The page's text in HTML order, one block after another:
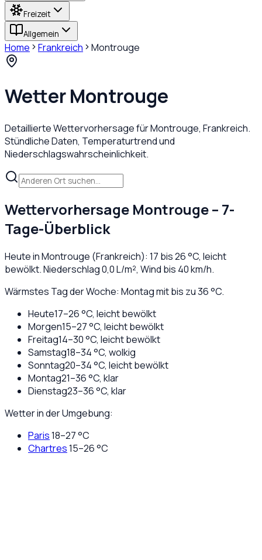
Freizeit
Allgemein
Home Frankreich Montrouge
WetterMontrouge
Detaillierte Wettervorhersage fürMontrouge, Frankreich.
Stündliche Daten, Temperaturtrend und
Niederschlagswahrscheinlichkeit.
Wettervorhersage Montrouge– 7-
Tage-Überblick
Heute inMontrouge (Frankreich): 17 bis26°C, leicht
bewölkt. Niederschlag0,0L/m², Wind bis 40km/h.
Wärmstes Tag der Woche: Montag mit bis zu 36 °C.
Heute17–26°C, leicht bewölkt
Morgen15–27°C, leicht bewölkt
Freitag14–30°C, leicht bewölkt
Samstag18–34°C, wolkig
Sonntag20–34°C, leicht bewölkt
Montag21–36°C, klar
Dienstag23–36°C, klar
Wetter in der Umgebung:
Paris18–27°C
Chartres15–26°C